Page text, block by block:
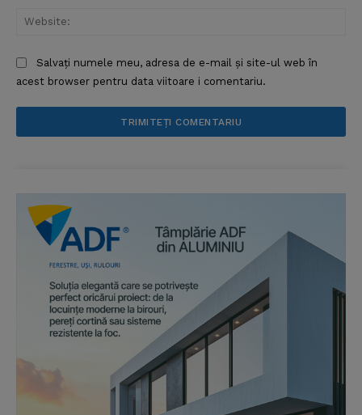
Salvați numele meu, adresa de e-mail și site-ul web în
acest browser pentru data viitoare i comentariu.